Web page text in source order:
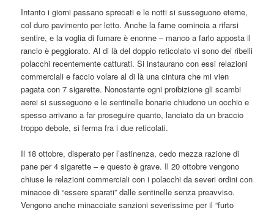
Intanto i giorni passano sprecati e le notti si susseguono eterne,
col duro pavimento per letto. Anche la fame comincia a rifarsi
sentire, e la voglia di fumare è enorme – manco a farlo apposta il
rancio è peggiorato. Al di là del doppio reticolato vi sono dei ribelli
polacchi recentemente catturati. Si instaurano con essi relazioni
commerciali e faccio volare al di là una cintura che mi vien
pagata con 7 sigarette. Nonostante ogni proibizione gli scambi
aerei si susseguono e le sentinelle bonarie chiudono un occhio e
spesso arrivano a far proseguire quanto, lanciato da un braccio
troppo debole, si ferma fra i due reticolati.
Il 18 ottobre, disperato per l’astinenza, cedo mezza razione di
pane per 4 sigarette – e questo è grave. Il 20 ottobre vengono
chiuse le relazioni commerciali con i polacchi da severi ordini con
minacce di “essere sparati” dalle sentinelle senza preavviso.
Vengono anche minacciate sanzioni severissime per il “furto